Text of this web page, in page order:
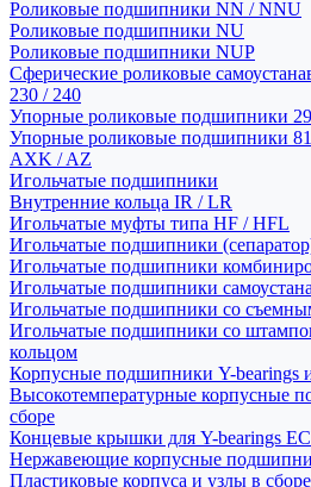
Роликовые подшипники NN / NNU
Роликовые подшипники NU
Роликовые подшипники NUP
Сферические роликовые
230 / 240
Упорные роликовые подшипники
Упорные роликовые подшипники
AXK / AZ
Игольчатые подшипники
Внутренние кольца IR / LR
Игольчатые муфты типа HF / HFL
Игольчатые подшипники
Игольчатые подшипники
Игольчатые подшипники
Игольчатые подшипники со
Игольчатые подшипники со
кольцом
Корпусные подшипники Y-bearings
Высокотемпературные корпусные
сборе
Концевые крышки для Y-bearings
Нержавеющие корпусные
Пластиковые корпуса и узлы в сборе